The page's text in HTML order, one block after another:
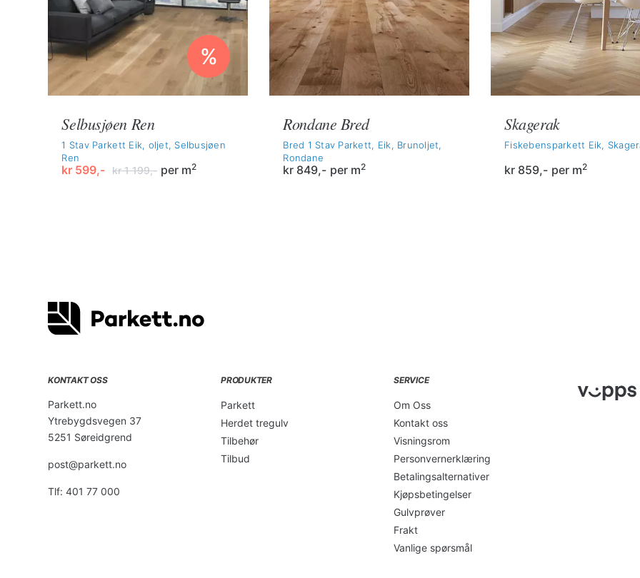
%
Selbusjøen Ren
1 Stav Parkett Eik, oljet, Selbusjøen
Ren
kr1 199,-
Opprinnelig
kr 599,-
Nåværende
per m2
Rondane Bred
Bred 1 Stav Parkett, Eik, Brunoljet,
Rondane
kr 849,- per m2
Skagerak
Fiskebensparkett Eik,
kr 859,- per m2
KONTAKT OSS
Parkett.no
Ytrebygdsvegen 37
5251 Søreidgrend
post@parkett.no
Tlf: 401 77 000
PRODUKTER
Parkett
Herdet tregulv
Tilbehør
Tilbud
SERVICE
Om Oss
Kontakt oss
Visningsrom
Personvernerklæring
Betalingsalternativer
Kjøpsbetingelser
Gulvprøver
Frakt
Vanlige spørsmål